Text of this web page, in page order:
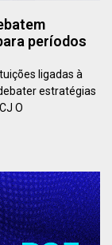
períodos
ligadas à
estratégias
O